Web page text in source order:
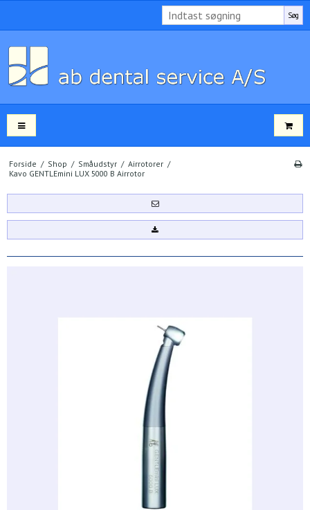
Søg
Forside / Shop / Småudstyr / Airrotorer /
Kavo GENTLEmini LUX 5000 B Airrotor